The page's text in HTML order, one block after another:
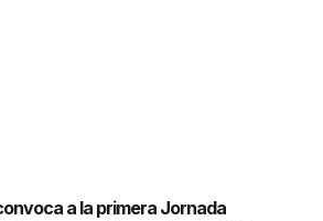
a la primera Jornada